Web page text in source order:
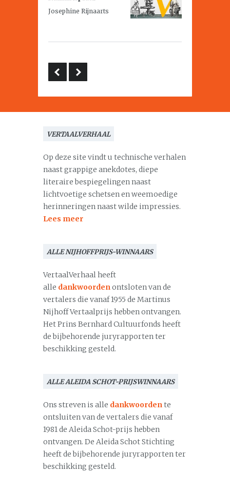
Josephine Rijnaarts
VERTAALVERHAAL
Op deze site vindt u technische verhalen
naast grappige anekdotes, diepe
literaire bespiegelingen naast
lichtvoetige schetsen en weemoedige
herinneringen naast wilde impressies.
Lees meer
ALLE NIJHOFFPRIJS-WINNAARS
VertaalVerhaal heeft
alle dankwoordenontsloten van de
vertalers die vanaf 1955 de Martinus
Nijhoff Vertaalprijs hebben ontvangen.
Het Prins Bernhard Cultuurfonds heeft
de bijbehorende juryrapporten ter
beschikking gesteld.
ALLE ALEIDA SCHOT-PRIJSWINNAARS
Ons streven is alle dankwoordente
ontsluiten van de vertalers die vanaf
1981 de Aleida Schot-prijs hebben
ontvangen. De Aleida Schot Stichting
heeft de bijbehorende juryrapporten ter
beschikking gesteld.